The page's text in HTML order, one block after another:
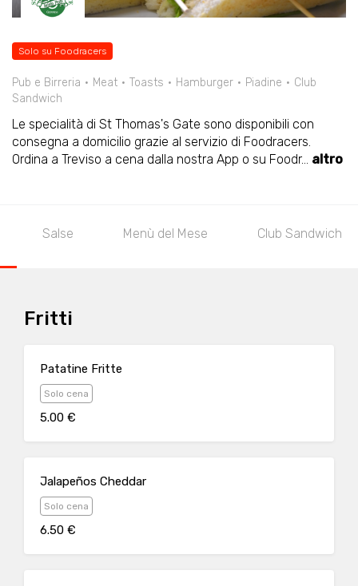
Solo su Foodracers
Pub e Birreria Meat Toasts Hamburger Piadine
Club
Sandwich
Le specialità di St Thomas's Gate sono disponibili con
consegna a domicilio grazie al servizio di Foodracers.
Ordina a Treviso a cena dalla nostra App o su Foodr... altro
Salse Menù del Mese Club Sandwich
Fritti
Patatine Fritte
Solo cena
5.00 €
Jalapeños Cheddar
Solo cena
6.50 €